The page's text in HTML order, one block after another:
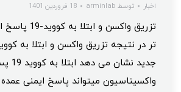
اخبار توسط arminlab 18 فروردین 1401
تزریق واکسن و
جدید نشان
واکسیناسیون میتواند پاسخ ایمنی عمده